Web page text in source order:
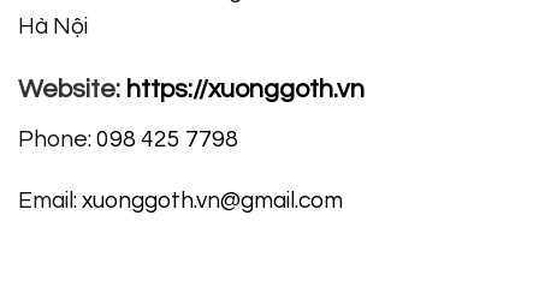
Hà Nội
Website: https://xuonggoth.vn
Phone: 098 425 7798
Email: xuonggoth.vn@gmail.com